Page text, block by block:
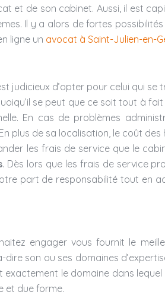
et de son cabinet. Aussi, il est
Il y a alors de fortes
ligne un avocat à Saint-Julien-en-
judicieux d’opter pour celui qui se
se peut que ce soit tout à fait
En cas de problèmes
plus de sa localisation, le coût
les frais de service que le
. Dès lors que les frais de service
part de responsabilité tout en
engager vous fournit le
son ou ses domaines
le domaine dans
et due forme.